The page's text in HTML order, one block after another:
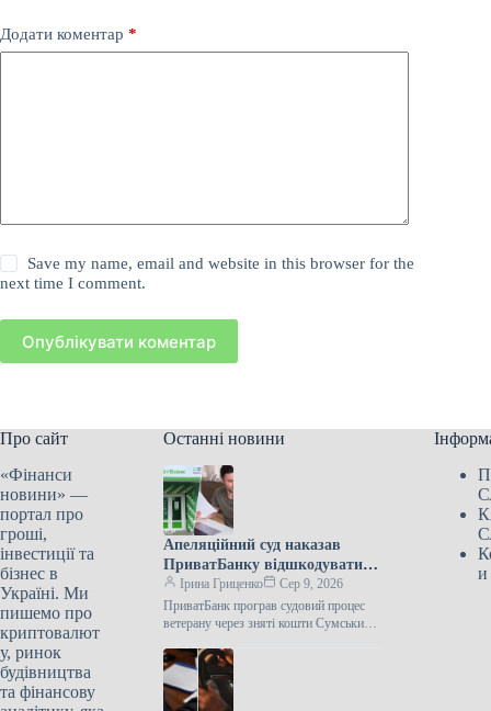
Додати коментар *
Save my name, email and website in this browser for the
next time I comment.
Опублікувати коментар
Про сайт
«Фінанси
новини» —
портал про
гроші,
інвестиції та
бізнес в
Україні. Ми
пишемо про
криптовалют
у, ринок
будівництва
та фінансову
Останні новини
Апеляційний суд наказав
ПриватБанку відшкодувати
ветерану війни 12 741 гривню,
привласнену зловмисниками.
Ірина Гриценко
Сер 9, 2026
ПриватБанк програв судовий процес
ветерану через зняті кошти Сумський
задоволенні скарги АТ КБ
“ПриватБанк”…
и